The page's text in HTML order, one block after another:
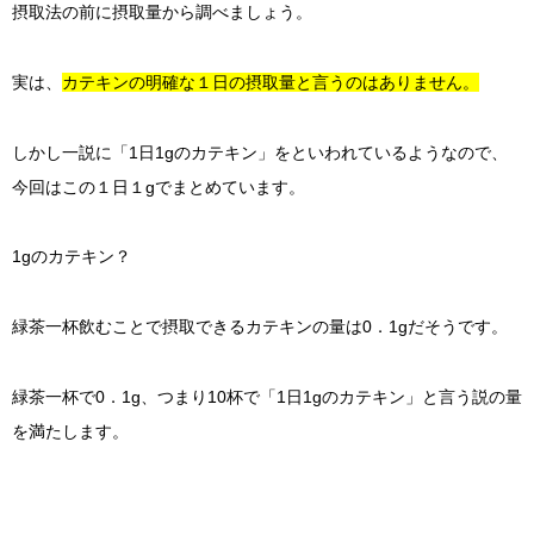
摂取法の前に摂取量から調べましょう。
実は、 カテキンの明確な１日の摂取量と言うのはありません。
しかし一説に「1日1gのカテキン」をといわれているようなので、
今回はこの１日１gでまとめています。
1gのカテキン？
緑茶一杯飲むことで摂取できるカテキンの量は0．1gだそうです。
緑茶一杯で0．1g、つまり10杯で「1日1gのカテキン」と言う説の量
を満たします。